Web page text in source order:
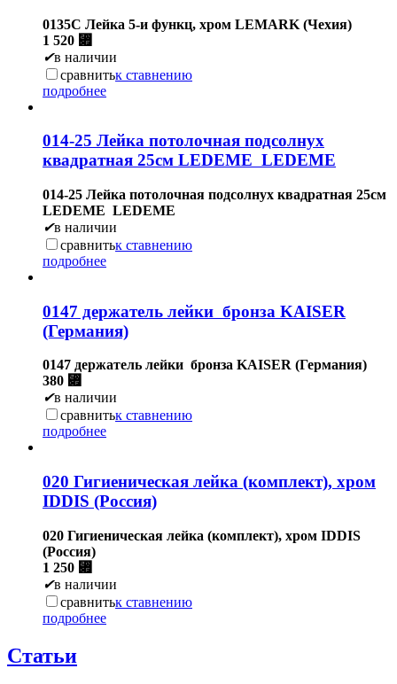
0135С Лейка 5-и функц, хром LEMARK (Чехия)
1 520 ⃏
✔в наличии
сравнитьк ставнению
подробнее
014-25 Лейка потолочная подсолнух
квадратная 25см LEDEME LEDEME
014-25 Лейка потолочная подсолнух квадратная 25см
LEDEME LEDEME
✔в наличии
сравнитьк ставнению
подробнее
0147 держатель лейки бронза KAISER
(Германия)
0147 держатель лейки бронза KAISER (Германия)
380 ⃏
✔в наличии
сравнитьк ставнению
подробнее
020 Гигиеническая лейка (комплект), хром
IDDIS (Россия)
020 Гигиеническая лейка (комплект), хром IDDIS
(Россия)
1 250 ⃏
✔в наличии
сравнитьк ставнению
подробнее
Статьи